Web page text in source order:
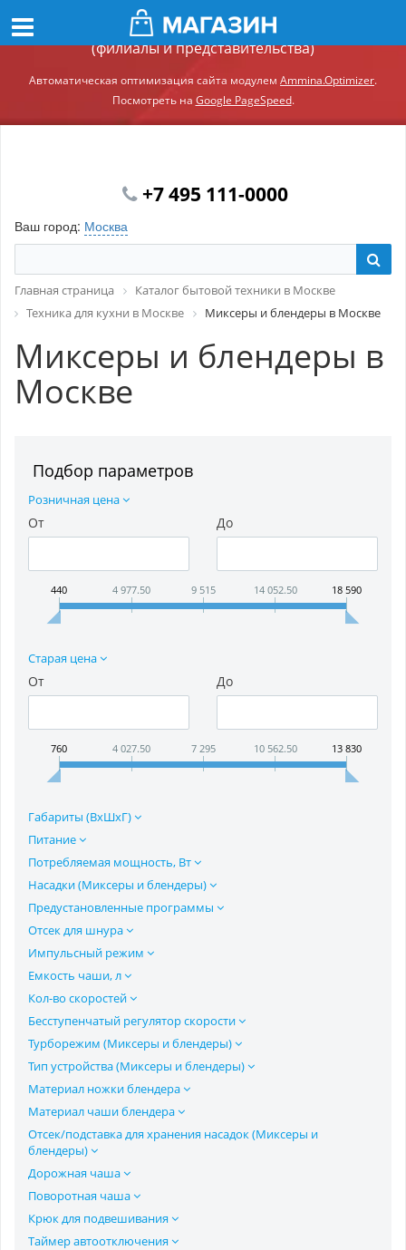
Демонстрационный сайт модуля Ammina.Регионы
(филиалы и представительства)
Автоматическая оптимизация сайта модулем Ammina.Optimizer.
Посмотреть на Google PageSpeed.
+7 495 111-0000
Ваш город: Москва
Главная страница
Каталог бытовой техники в Москве
Техника для кухни в Москве
Миксеры и блендеры в Москве
Миксеры и блендеры в
Москве
Подбор параметров
Розничная цена
От До
440 4 977.50 9 515 14 052.50 18 590
Старая цена
От До
760 4 027.50 7 295 10 562.50 13 830
Габариты (ВхШхГ)
Питание
Потребляемая мощность, Вт
Насадки (Миксеры и блендеры)
Предустановленные программы
Отсек для шнура
Импульсный режим
Емкость чаши, л
Кол-во скоростей
Бесступенчатый регулятор скорости
Турборежим (Миксеры и блендеры)
Тип устройства (Миксеры и блендеры)
Материал ножки блендера
Материал чаши блендера
Отсек/подставка для хранения насадок (Миксеры и
блендеры)
Дорожная чаша
Поворотная чаша
Крюк для подвешивания
Таймер автоотключения